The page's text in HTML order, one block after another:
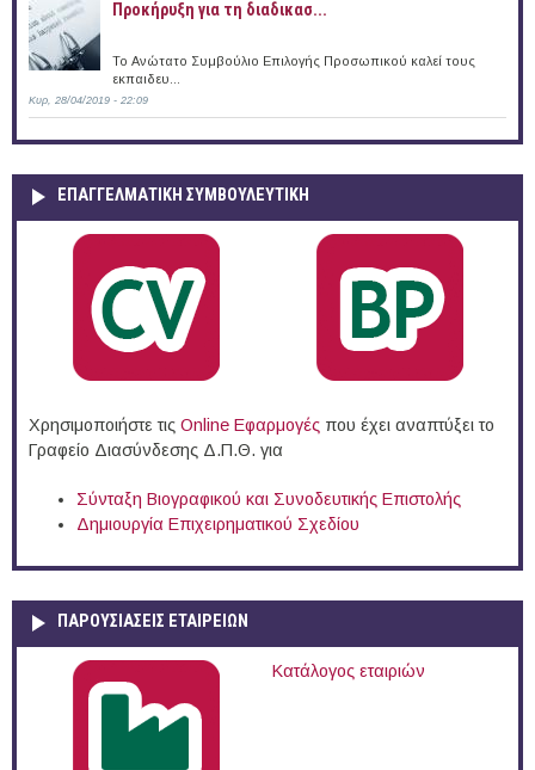
Προκήρυξη για τη διαδικασ...
Το Ανώτατο Συμβούλιο Επιλογής Προσωπικού καλεί τους
εκπαιδευ...
Κυρ, 28/04/2019 - 22:09
ΕΠΑΓΓΕΛΜΑΤΙΚΉ ΣΥΜΒΟΥΛΕΥΤΙΚΉ
Χρησιμοποιήστε τις Online Eφαρμογές που έχει αναπτύξει το
Γραφείο Διασύνδεσης Δ.Π.Θ. για
Σύνταξη Βιογραφικού και Συνοδευτικής Επιστολής
Δημιουργία Επιχειρηματικού Σχεδίου
ΠΑΡΟΥΣΙΆΣΕΙΣ ΕΤΑΙΡΕΙΏΝ
Κατάλογος εταιριών